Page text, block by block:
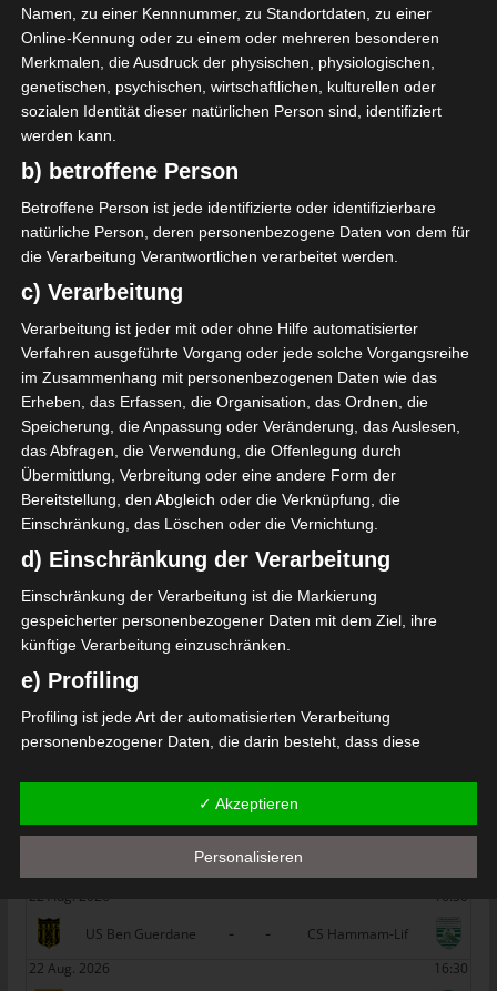
2025/2026
Ligue 1 Pro Tunesien
2025/2026 – 12. Spieltag
(Hinrunde)
28. Oktober 2025 Platzwart
640 Views
12. Spieltag 2025/2026,FTF,Hinrunde,Ligue 1,Tunesien
Der zwölfte Spieltag der Ligue 1 Pro Tunesien
2025/2026 findet am Wochenende Sa./So., den 1./2.
November 2025, statt (alle Spiele
Mehr lesen
Die nächsten Begegnungen
SPIELTAG 1
-
JS Omrane
Stade Tunisien
- -
22 Aug. 2026
ES Hammam Sousse
- -
US Monastir
22 Aug. 2026
- -
22 Aug. 2026
16:30
- -
22 Aug. 2026
16:30
US Ben Guerdane
- -
CS Hammam-Lif
22 Aug. 2026
16:30
Namen, zu einer Kennnummer, zu Standortdaten, zu einer
Online-Kennung oder zu einem oder mehreren besonderen
Merkmalen, die Ausdruck der physischen, physiologischen,
genetischen, psychischen, wirtschaftlichen, kulturellen oder
sozialen Identität dieser natürlichen Person sind, identifiziert
werden kann.
b) betroffene Person
Betroffene Person ist jede identifizierte oder identifizierbare
natürliche Person, deren personenbezogene Daten von dem für
die Verarbeitung Verantwortlichen verarbeitet werden.
c) Verarbeitung
Verarbeitung ist jeder mit oder ohne Hilfe automatisierter
Verfahren ausgeführte Vorgang oder jede solche Vorgangsreihe
im Zusammenhang mit personenbezogenen Daten wie das
Erheben, das Erfassen, die Organisation, das Ordnen, die
Speicherung, die Anpassung oder Veränderung, das Auslesen,
das Abfragen, die Verwendung, die Offenlegung durch
Übermittlung, Verbreitung oder eine andere Form der
Bereitstellung, den Abgleich oder die Verknüpfung, die
Einschränkung, das Löschen oder die Vernichtung.
d) Einschränkung der Verarbeitung
Einschränkung der Verarbeitung ist die Markierung
gespeicherter personenbezogener Daten mit dem Ziel, ihre
künftige Verarbeitung einzuschränken.
e) Profiling
Profiling ist jede Art der automatisierten Verarbeitung
personenbezogener Daten, die darin besteht, dass diese
beziehen, zu bewerten, insbesondere, um Aspekte bezüglich
Arbeitsleistung, wirtschaftlicher Lage, Gesundheit, persönlicher
Vorlieben, Interessen, Zuverlässigkeit, Verhalten, Aufenthaltsort
f) Pseudonymisierung
Pseudonymisierung ist die Verarbeitung personenbezogener
✓ Akzeptieren
Personalisieren